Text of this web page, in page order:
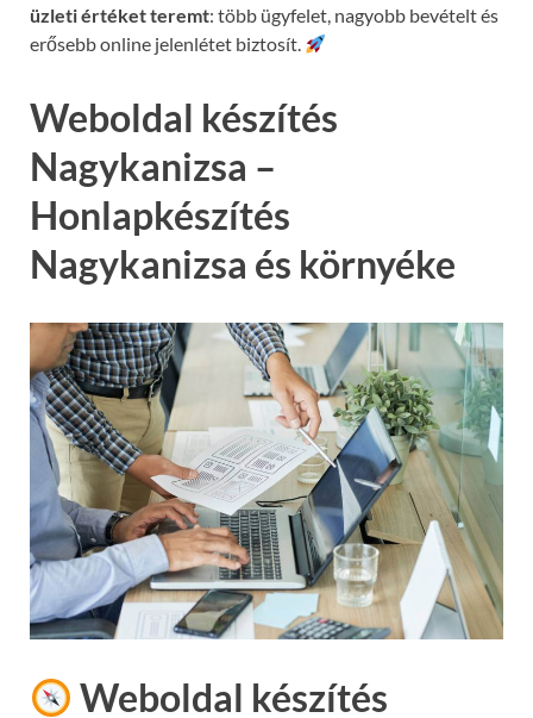
üzleti értéket teremt: több ügyfelet, nagyobb bevételt és
erősebb online jelenlétet biztosít.
Weboldal készítés
Nagykanizsa –
Honlapkészítés
Nagykanizsa és környéke
Weboldal készítés